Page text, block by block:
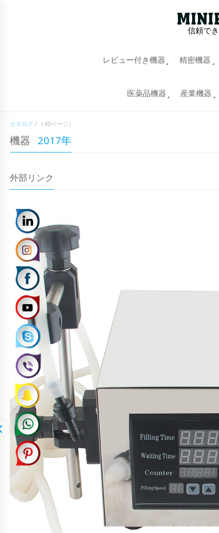
信頼で
レビュー付き機器 精密機器
医薬品機器 産業機器
カタログ/ （40ページ）
機器 2017年
外部リンク